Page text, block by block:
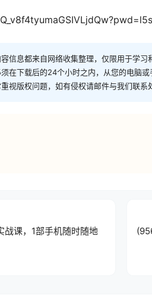
信息都来自网络收集整理，仅限用于学
在下载后的24个小时之内，从您的电脑
视版权问题，如有侵权请邮件与我们联系
课，1部手机随时随地